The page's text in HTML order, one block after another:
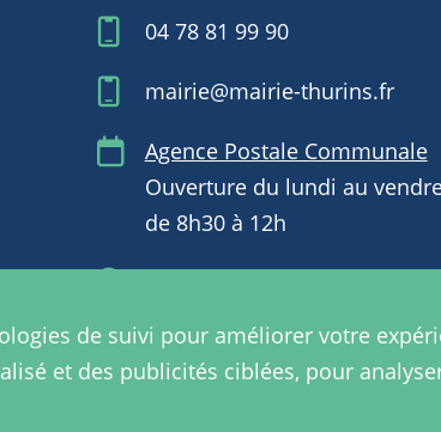
04 78 81 99 90
mairie@mairie-thurins.fr
Agence Postale Communale
Ouverture du lundi au
de 8h30 à 12h
mobile PanneauPocket
de suivi pour améliorer votre
et des publicités ciblées, pour